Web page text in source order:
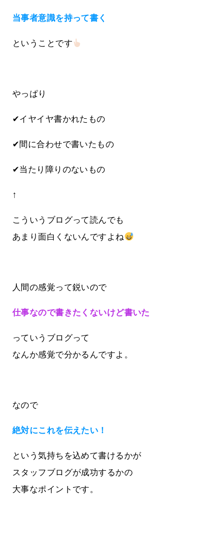
当事者意識を持って書く
ということです
やっぱり
✔イヤイヤ書かれたもの
✔間に合わせで書いたもの
✔当たり障りのないもの
↑
こういうブログって読んでも
あまり面白くないんですよね
人間の感覚って鋭いので
仕事なので書きたくないけど書いた
っていうブログって
なんか感覚で分かるんですよ。
なので
絶対にこれを伝えたい！
という気持ちを込めて書けるかが
スタッフブログが成功するかの
大事なポイントです。